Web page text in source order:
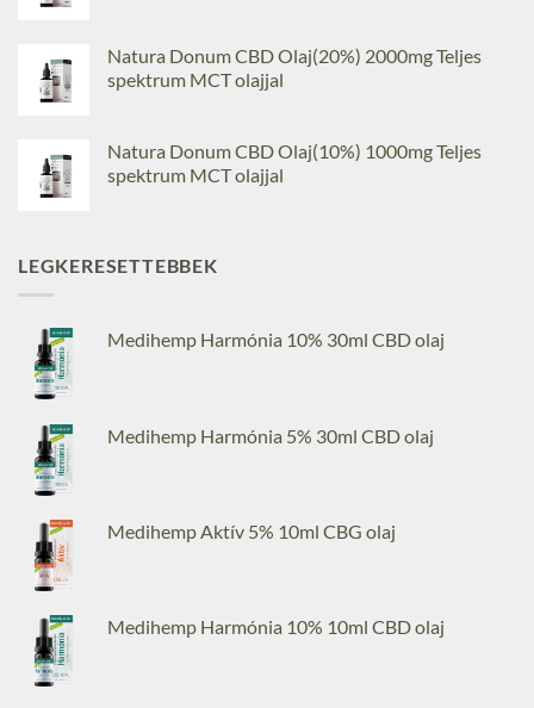
Natura Donum CBD Olaj(20%) 2000mg Teljes
spektrum MCT olajjal
Natura Donum CBD Olaj(10%) 1000mg Teljes
spektrum MCT olajjal
LEGKERESETTEBBEK
Medihemp Harmónia 10% 30ml CBD olaj
Medihemp Harmónia 5% 30ml CBD olaj
Medihemp Aktív 5% 10ml CBG olaj
Medihemp Harmónia 10% 10ml CBD olaj